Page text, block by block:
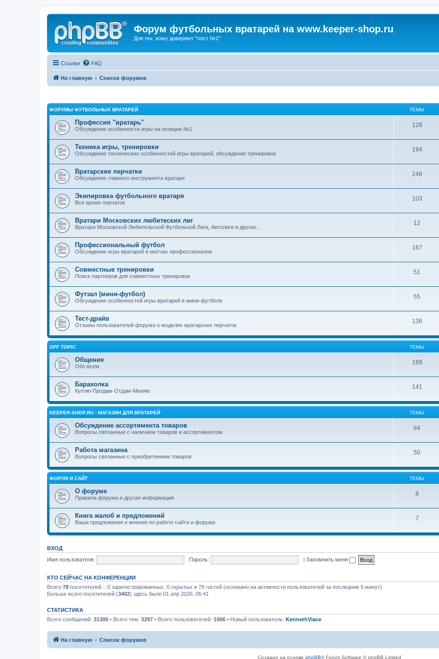
Форум футбольных вратарей на www.keeper-shop.ru
Для тех, кому доверяют "пост №1"
Ссылки FAQ
На главную Список форумов
ФОРУМЫ ФУТБОЛЬНЫХ ВРАТАРЕЙ ТЕМЫ
Профессия "вратарь"
Обсуждение особенности игры на позиции №1
128
Техника игры, тренировки
Обсуждение технических особенностей игры вратарей, обсуждение тренировок
194
Вратарские перчатки
Обсуждение главного инструмента вратаря
246
Экипировка футбольного вратаря
Все кроме перчаток
103
Вратари Московских любитеских лиг
Вратари Московской Любительской Футбольной Лиги, Автолиги и других...
12
Профессиональный футбол
Обсуждение игры вратарей в матчах профессионалов
167
Совместные тренировки
Поиск партнеров для совместных тренировок
51
Футзал (мини-футбол)
Обсуждение особенностей игры вратарей в мини-футболе
55
Тест-драйв
Отзывы пользователей форума о моделях вратарских перчаток
136
OFF TOPIC ТЕМЫ
Общение
Обо всем
168
Барахолка
Куплю-Продам-Отдам-Меняю
141
KEEPER-SHOP.RU - МАГАЗИН ДЛЯ ВРАТАРЕЙ ТЕМЫ
Обсуждение ассортимента товаров
Вопросы связанные с наличием товаров и ассортиментом
64
Работа магазина
Вопросы связанные с приобретением товаров
50
ФОРУМ И САЙТ ТЕМЫ
О форуме
Правила форума и другая информация
8
Книга жалоб и предложений
Ваши предложения и мнения по работе сайта и форума
7
ВХОД
Имя пользователя:
Пароль: | Запомнить меня
КТО СЕЙЧАС НА КОНФЕРЕНЦИИ
Всего 78 посетителей :: 0 зарегистрированных, 0 скрытых и 78 гостей (основано на активности пользователей за последние 5 минут)
Больше всего посетителей (3402) здесь было 01 апр 2026, 06:41
СТАТИСТИКА
Всего сообщений: 31300 • Всего тем: 3297 • Всего пользователей: 1006 • Новый пользователь: KennethViace
На главную Список форумов
Создано на основе phpBB® Forum Software © phpBB Limited